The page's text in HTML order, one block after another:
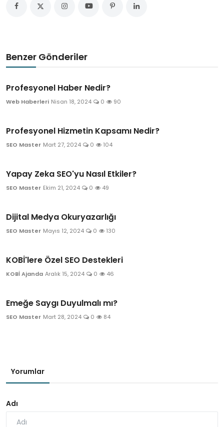
Benzer Gönderiler
Profesyonel Haber Nedir?
Web Haberleri Nisan 18, 2024 0 90
Profesyonel Hizmetin Kapsamı Nedir?
SEO Master Mart 27, 2024 0 104
Yapay Zeka SEO'yu Nasıl Etkiler?
SEO Master Ekim 21, 2024 0 49
Dijital Medya Okuryazarlığı
SEO Master Mayıs 12, 2024 0 130
KOBİ'lere Özel SEO Destekleri
KOBİ Ajanda Aralık 15, 2024 0 46
Emeğe Saygı Duyulmalı mı?
SEO Master Mart 28, 2024 0 84
Yorumlar
Adı